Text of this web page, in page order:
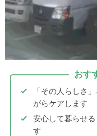
おす
「その人らしさ
がらケアします
安心して暮らせ
す